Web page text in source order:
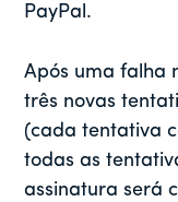
PayPal.
Após uma falha
três novas
(cada tentativa
todas as
assinatura será